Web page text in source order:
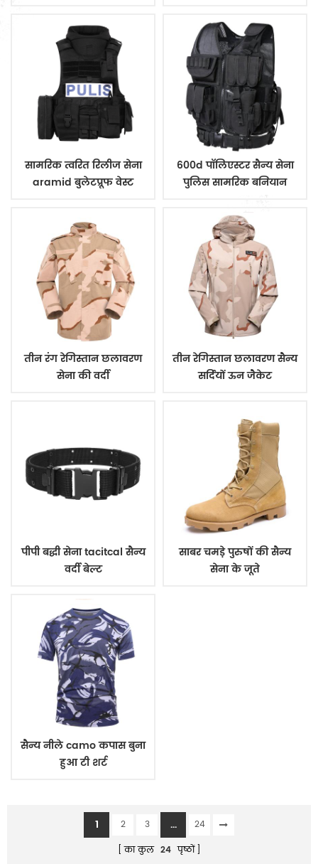
सामरिक त्वरित रिलीज सेना
aramid बुलेटप्रूफ वेस्ट
600d पॉलिएस्टर सैन्य सेना
पुलिस सामरिक बनियान
तीन रंग रेगिस्तान छलावरण
सेना की वर्दी
तीन रेगिस्तान छलावरण सैन्य
सर्दियों ऊन जैकेट
पीपी बद्धी सेना tacitcal सैन्य
वर्दी बेल्ट
साबर चमड़े पुरुषों की सैन्य
सेना के जूते
सैन्य नीले camo कपास बुना
हुआ टी शर्ट
1 2 3 ...
24
का कुल 24 पृष्ठों